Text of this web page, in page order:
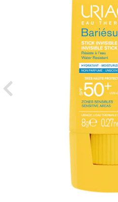
Previous